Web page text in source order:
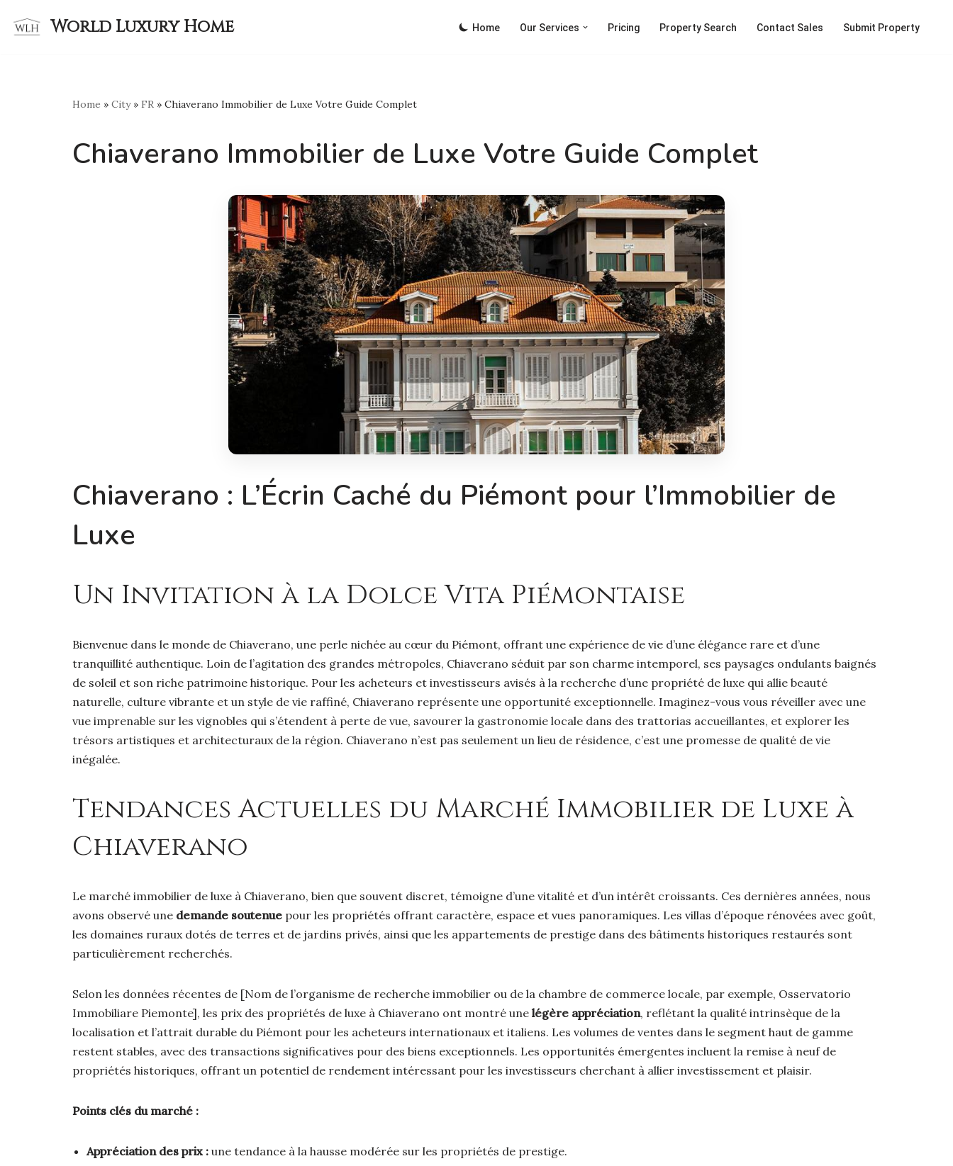
Skip
World Luxury Home Home Our Services Pricing Property Search Contact Sales Submit Property
Home » City» FR » Chiaverano Immobilier de Luxe Votre Guide Complet
Chiaverano Immobilier de Luxe Votre Guide Complet
Chiaverano : L’Écrin Caché du Piémont pour l’Immobilier de
Luxe
Un Invitation à la Dolce Vita Piémontaise
Bienvenue dans le monde de Chiaverano, une perle nichée au cœur du Piémont, offrant une expérience de vie d’une élégance rare et d’une
tranquillité authentique. Loin de l’agitation des grandes métropoles, Chiaverano séduit par son charme intemporel, ses paysages ondulants baignés
de soleil et son riche patrimoine historique. Pour les acheteurs et investisseurs avisés à la recherche d’une propriété de luxe qui allie beauté
naturelle, culture vibrante et un style de vie raffiné, Chiaverano représente une opportunité exceptionnelle. Imaginez-vous vous réveiller avec une
vue imprenable sur les vignobles qui s’étendent à perte de vue, savourer la gastronomie locale dans des trattorias accueillantes, et explorer les
trésors artistiques et architecturaux de la région. Chiaverano n’est pas seulement un lieu de résidence, c’est une promesse de qualité de vie
inégalée.
Tendances Actuelles du Marché Immobilier de Luxe à
Chiaverano
Le marché immobilier de luxe à Chiaverano, bien que souvent discret, témoigne d’une vitalité et d’un intérêt croissants. Ces dernières années, nous
avons observé une demande soutenue pour les propriétés offrant caractère, espace et vues panoramiques. Les villas d’époque rénovées avec goût,
les domaines ruraux dotés de terres et de jardins privés, ainsi que les appartements de prestige dans des bâtiments historiques restaurés sont
particulièrement recherchés.
Selon les données récentes de [Nom de l’organisme de recherche immobilier ou de la chambre de commerce locale, par exemple, Osservatorio
Immobiliare Piemonte], les prix des propriétés de luxe à Chiaverano ont montré une légère appréciation, reflétant la qualité intrinsèque de la
localisation et l’attrait durable du Piémont pour les acheteurs internationaux et italiens. Les volumes de ventes dans le segment haut de gamme
restent stables, avec des transactions significatives pour des biens exceptionnels. Les opportunités émergentes incluent la remise à neuf de
propriétés historiques, offrant un potentiel de rendement intéressant pour les investisseurs cherchant à allier investissement et plaisir.
Points clés du marché :
Appréciation des prix : une tendance à la hausse modérée sur les propriétés de prestige.